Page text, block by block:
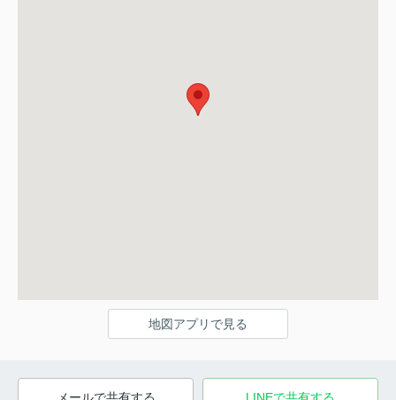
地図アプリで見る